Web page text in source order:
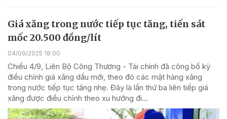
Giá xăng trong nước tiếp tục tăng, tiến sát
mốc 20.500 đồng/lít
04/09/2025 18:00
Chiều 4/9, Liên Bộ Công Thương - Tài chính đã công bố kỳ
điều chỉnh giá xăng dầu mới, theo đó các mặt hàng xăng
trong nước tiếp tục tăng nhẹ. Đây là lần thứ ba liên tiếp giá
xăng được điều chỉnh theo xu hướng đi...